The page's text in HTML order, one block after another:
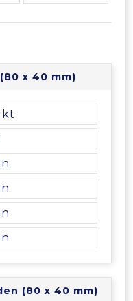
x 40 mm)
(80 x 40 mm)